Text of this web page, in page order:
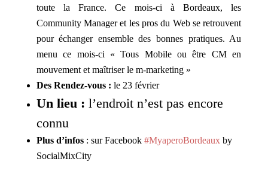
toute la France. Ce mois-ci à Bordeaux, les
Community Manager et les pros du Web se retrouvent
pour échanger ensemble des bonnes pratiques. Au
menu ce mois-ci « Tous Mobile ou être CM en
mouvement et maîtriser le m-marketing »
Des Rendez-vous : le 23 février
Un lieu : l’endroit n’est pas encore
connu
Plus d’infos: sur Facebook #MyaperoBordeauxby
SocialMixCity